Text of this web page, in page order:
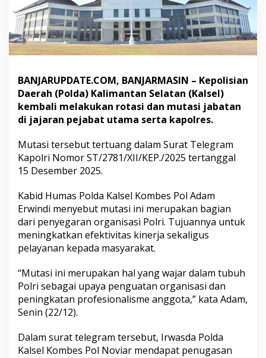
e
j
a
b
a
o
l
d
K
l
s
BANJARUPDATE.COM, BANJARMASIN – Kepolisian
Daerah (Polda) Kalimantan Selatan (Kalsel)
kembali melakukan rotasi dan mutasi jabatan
di jajaran pejabat utama serta kapolres.
Mutasi tersebut tertuang dalam Surat Telegram
Kapolri Nomor ST/2781/XII/KEP./2025 tertanggal
15 Desember 2025.
Kabid Humas Polda Kalsel Kombes Pol Adam
Erwindi menyebut mutasi ini merupakan bagian
dari penyegaran organisasi Polri. Tujuannya untuk
meningkatkan efektivitas kinerja sekaligus
pelayanan kepada masyarakat.
“Mutasi ini merupakan hal yang wajar dalam tubuh
Polri sebagai upaya penguatan organisasi dan
peningkatan profesionalisme anggota,” kata Adam,
Senin (22/12).
Dalam surat telegram tersebut, Irwasda Polda
Kalsel Kombes Pol Noviar mendapat penugasan